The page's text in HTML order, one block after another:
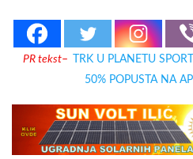
PR tekst–
TRK U PLANETU
50% POPUSTA NA